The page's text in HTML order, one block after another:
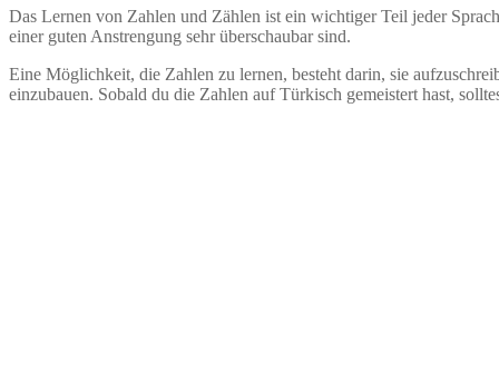
Das Lernen von Zahlen und Zählen ist ein wichtiger Teil jeder
einer guten Anstrengung sehr überschaubar sind.
Eine Möglichkeit, die Zahlen zu lernen, besteht darin, sie
einzubauen. Sobald du die Zahlen auf Türkisch gemeistert hast,